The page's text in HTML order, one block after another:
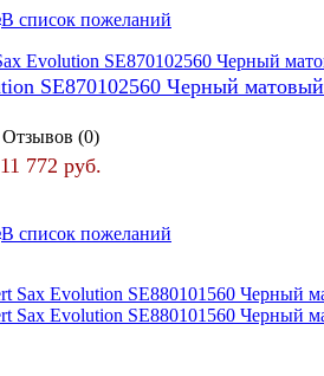
В список пожеланий
SE870102560 Черный матовый
Отзывов (0)
11 772 руб.
В список пожеланий